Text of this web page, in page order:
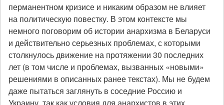
перманентном кризисе и никаким образом не влияет
на политическую повестку. В этом контексте мы
немного поговорим об истории анархизма в Беларуси
и действительно серьезных проблемах, с которыми
столкнулось движение на протяжении 30 последних
лет (в том числе и проблемах, вызванных «новыми»
решениями в описанных ранее текстах). Мы не будем
даже пытаться заглянуть в соседние Россию и